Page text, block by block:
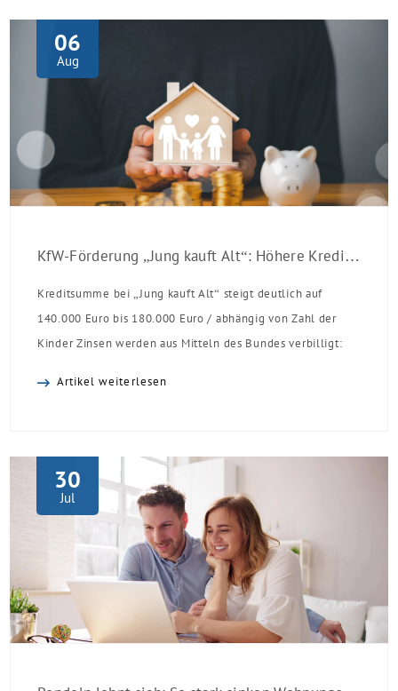
06
Aug
KfW-Förderung „Jung kauft Alt“: Höhere Kredite ab August 2026
Kreditsumme bei „Jung kauft Alt“ steigt deutlich auf
140.000 Euro bis 180.000 Euro / abhängig von Zahl der
Kinder Zinsen werden aus Mitteln des Bundes verbilligt:
Einzelmaßnahmen […]
Artikel weiterlesen
30
Jul